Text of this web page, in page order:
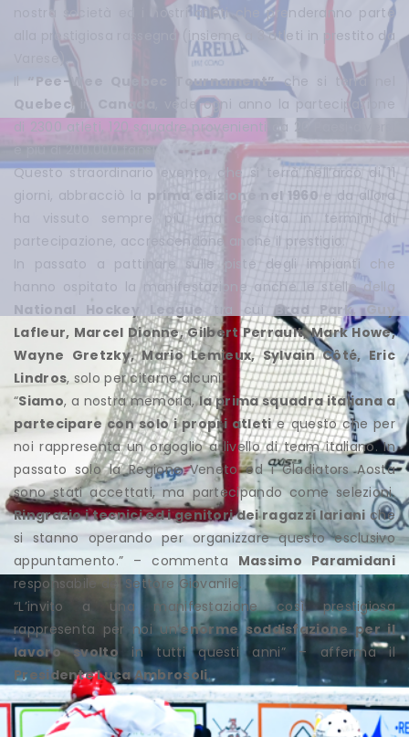
nostra società ed i nostri atleti che prenderanno parte
alla prestigiosa rassegna (insieme a 3 atleti in prestito da
Varese).
“Pee-Wee Quebec Tournament”che si terrà nel
Quebec, in
, vede ogni anno la partecipazione
di 2300 atleti, 120 squadre provenienti da 20 Paesi diversi
e più di 200.000 fans!
Questo straordinario evento, che si terrà nell’arco di 11
giorni, abbracciò la prima edizione nel 1960 e da allora
ha vissuto sempre più una crescita in termini di
partecipazione, accrescendone anche il prestigio.
In passato a pattinare sulle piste degli impianti che
hanno ospitato la manifestazione anche le stelle della
National Hockey League tra cuiBrad Park, Guy
Lafleur, Marcel Dionne, Gilbert Perrault, Mark Howe,
Wayne Gretzky, Mario Lemieux, Sylvain Côté, Eric
Lindros, solo per citarne alcuni.
“Siamo, a nostra memoria,la prima squadra italiana a
partecipare con solo i propri atletie questo che per
noi rappresenta un orgoglio a livello di team italiano. In
passato solo la Regione Veneto ed i Gladiators Aosta
sono stati accettati, ma partecipando come selezioni.
Ringrazio i tecnici ed i genitori dei ragazzi lariani che
si stanno operando per organizzare questo esclusivo
appuntamento.” – commenta Massimo Paramidani
responsabile del Settore Giovanile.
“L’invito a una manifestazione così prestigiosa
rappresenta per noi un’enorme soddisfazione per il
lavoro svolto in tutti questi anni” – afferma il
Presidente Luca Ambrosoli.